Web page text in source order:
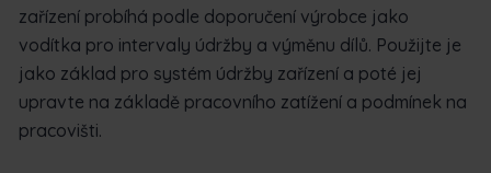
zařízení probíhá podle doporučení výrobce jako
vodítka pro intervaly údržby a výměnu dílů. Použijte je
jako základ pro systém údržby zařízení a poté jej
upravte na základě pracovního zatížení a podmínek na
pracovišti.